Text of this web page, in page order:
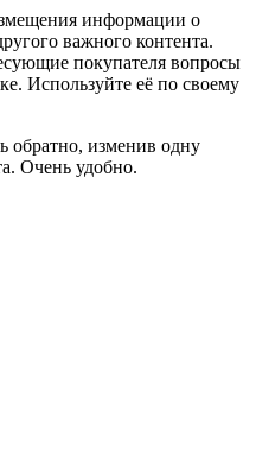
информации о
важного контента.
покупателя вопросы
Используйте её по своему
обратно, изменив одну
Очень удобно.